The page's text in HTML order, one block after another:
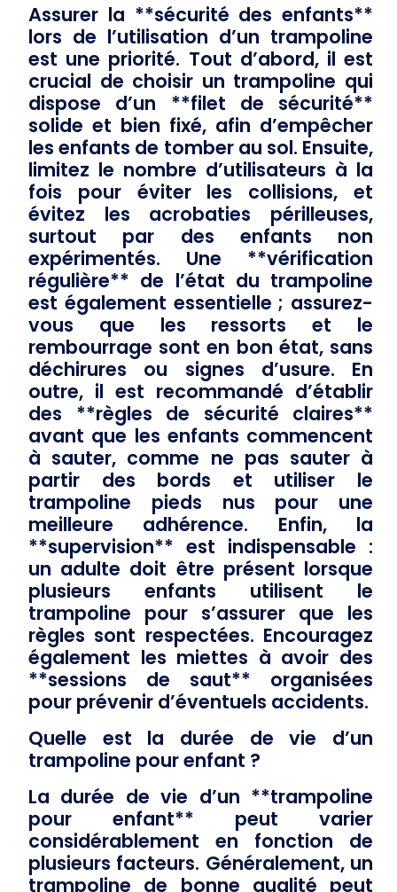
Assurer la **sécurité des enfants**
lors de l’utilisation d’un trampoline
est une priorité. Tout d’abord, il est
crucial de choisir un trampoline qui
dispose d’un **filet de sécurité**
solide et bien fixé, afin d’empêcher
les enfants de tomber au sol. Ensuite,
limitez le nombre d’utilisateurs à la
fois pour éviter les collisions, et
évitez les acrobaties périlleuses,
surtout par des enfants non
expérimentés. Une **vérification
régulière** de l’état du trampoline
est également essentielle ; assurez-
vous que les ressorts et le
rembourrage sont en bon état, sans
déchirures ou signes d’usure. En
outre, il est recommandé d’établir
des **règles de sécurité claires**
avant que les enfants commencent
à sauter, comme ne pas sauter à
partir des bords et utiliser le
trampoline pieds nus pour une
meilleure adhérence. Enfin, la
**supervision** est indispensable :
un adulte doit être présent lorsque
plusieurs enfants utilisent le
trampoline pour s’assurer que les
règles sont respectées. Encouragez
également les miettes à avoir des
**sessions de saut** organisées
pour prévenir d’éventuels accidents.
Quelle est la durée de vie d’un
trampoline pour enfant ?
La durée de vie d’un **trampoline
pour enfant** peut varier
considérablement en fonction de
plusieurs facteurs. Généralement, un
trampoline de bonne qualité peut